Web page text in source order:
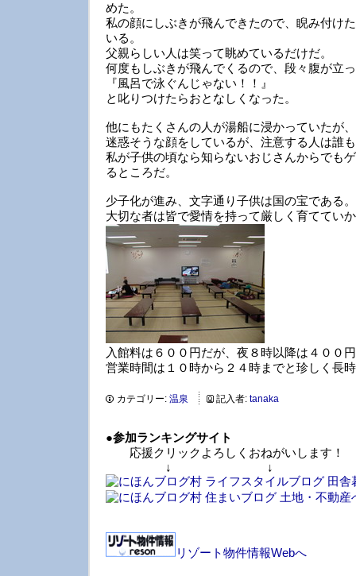
めた。
私の顔にしぶきが飛んできたので、睨み付け
いる。
父親らしい人は笑って眺めているだけだ。
何度もしぶきが飛んでくるので、段々腹が立
『風呂で泳ぐんじゃない！！』
と叱りつけたらおとなしくなった。
他にもたくさんの人が湯船に浸かっていたが、
迷惑そうな顔をしているが、注意する人は誰
私が子供の頃なら知らないおじさんからでも
るところだ。
少子化が進み、文字通り子供は国の宝である。
大切な者は皆で愛情を持って厳しく育ててい
入館料は６００円だが、夜８時以降は４００
営業時間は１０時から２４時までと珍しく長
カテゴリー: 温泉 記入者: tanaka
●参加ランキングサイト
応援クリックよろしくおねがいします！
↓ ↓
リゾート物件情報Webへ